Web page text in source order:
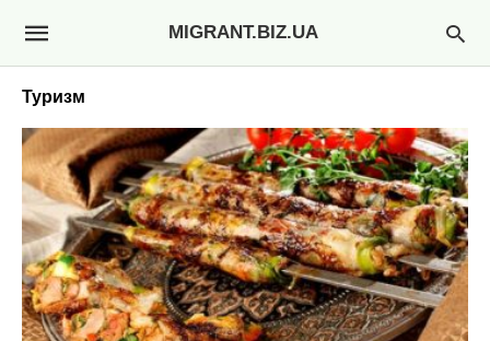
MIGRANT.BIZ.UA
Туризм